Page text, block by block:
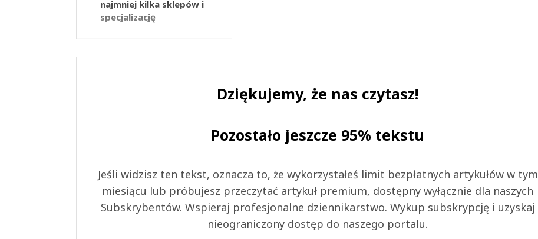
najmniej kilka sklepów i
specjalizację
Dziękujemy, że nas czytasz!
Pozostało jeszcze 95% tekstu
Jeśli widzisz ten tekst, oznacza to, że wykorzystałeś limit bezpłatnych artykułów w tym
miesiącu lub próbujesz przeczytać artykuł premium, dostępny wyłącznie dla naszych
Subskrybentów. Wspieraj profesjonalne dziennikarstwo. Wykup subskrypcję i uzyskaj
nieograniczony dostęp do naszego portalu.